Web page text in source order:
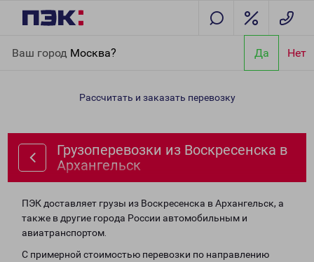
Ваш город Москва? Да Нет
Архангельск
Рассчитать и заказать перевозку
Грузоперевозки из Воскресенска в
Архангельск
ПЭК доставляет грузы из Воскресенска в Архангельск, а
также в другие города России автомобильным и
авиатранспортом.
С примерной стоимостью перевозки по направлению